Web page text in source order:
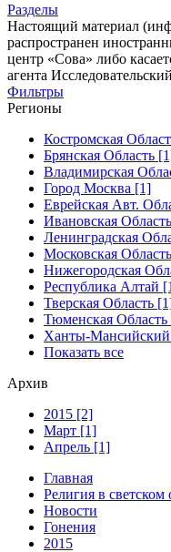
Разделы
Настоящий материал
распространен
центр «Сова» либо
агента
Фильтры
Регионы
Костромская
Брянская Область
Владимирская
Город Москва [1]
Еврейская Авт.
Ивановская
Ленинградская
Московская
Нижегородская
Республика Алтай
Тверская Область
Тюменская
Ханты-
Показать все
Архив
2015 [2]
Март [1]
Апрель [1]
Главная
Религия в светском
Новости
Гонения
2015